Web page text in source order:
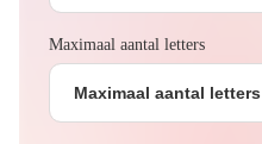
Maximaal aantal letters
Maximaal aantal letters